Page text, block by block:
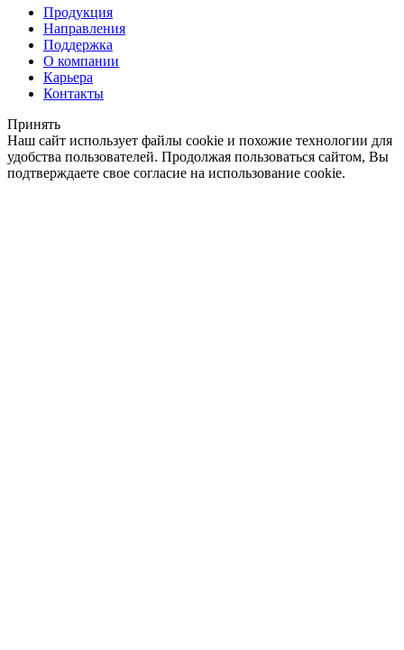
Продукция
Направления
Поддержка
О компании
Карьера
Контакты
Принять
Наш сайт использует файлы cookie и похожие технологии для
удобства пользователей. Продолжая пользоваться сайтом, Вы
подтверждаете свое согласие на использование cookie.